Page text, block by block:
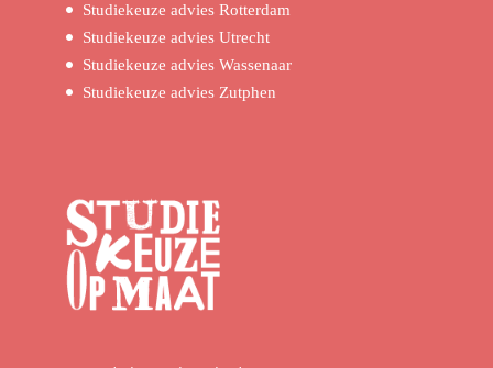
Studiekeuze advies Rotterdam
Studiekeuze advies Utrecht
Studiekeuze advies Wassenaar
Studiekeuze advies Zutphen